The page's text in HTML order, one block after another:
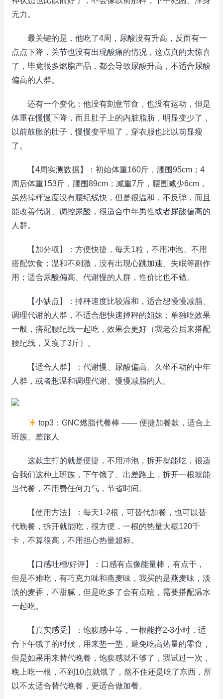
无力。
最关键的是，他吃了4周，尿酸没有升高，反而有一
点点下降，关节也没有出现酸痛的情况，这点真的太惊喜
了，毕竟很多燃脂产品，都会导致尿酸升高，不适合尿酸
偏高的人群。
还有一个变化：他没有刻意节食，也没有运动，但是
体重在慢慢下降，而且肚子上的内脏脂肪，明显变少了，
以前鼓胀的肚子，慢慢变平坦了，穿衣服也比以前显瘦
了。
【4周实测数据】：初始体重160斤，腰围95cm；4
周后体重153斤，腰围89cm；减重7斤，腰围减少6cm，
虽然掉秤速度没有腰纪线快，但是很温和，不反弹，而且
能改善代谢、调控尿酸，很适合中年男性或者尿酸偏高的
人群。
【加分项】：方便快捷，每天1粒，不用冲泡、不用
搭配饮食；温和不刺激，没有出现心跳加速、失眠等副作
用；适合尿酸偏高、代谢慢的人群，性价比也不错。
【小缺点】：掉秤速度比较温和，适合想慢慢减脂、
调理代谢的人群，不适合想快速掉秤的姐妹；单独吃效果
一般，搭配腰纪线一起吃，效果会更好（我老公后来搭配
腰纪线，又瘦了3斤）。
【适合人群】：代谢慢、尿酸偏高、久坐不动的中年
人群，或者想温和调理代谢、慢慢减脂的人。
top3：GNC燃脂代餐棒 —— 便捷加餐款，适合上
班族、差旅人
这款主打的就是便捷，不用冲泡，拆开就能吃，很适
合我们这种上班族，下午饿了、出差路上，拆开一根就能
当代餐，不用费任何力气，节省时间。
【使用方法】：每天1-2根，可替代加餐，也可以替
代晚餐，拆开就能吃，很方便，一根的热量大概120千
卡，不算很高，不用担心热量超标。
【口感吐槽/好评】：口感有点像能量棒，有点干，
但是不难吃，有巧克力味和燕麦味，我买的是燕麦味，淡
淡的麦香，不甜腻，但是吃多了会有点噎，需要搭配温水
一起吃。
【真实感受】：饱腹感中等，一根能撑2-3小时，适
合下午饿了的时候，用来垫一垫，避免吃高热量的零食，
但是如果用来替代晚餐，饱腹感就不够了，我试过一次，
晚上吃一根，不到10点就饿了，熬不住还是吃了东西，所
以不太适合替代晚餐，更适合做加餐。